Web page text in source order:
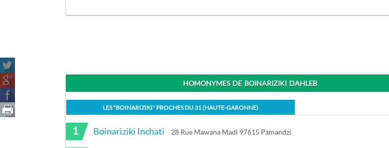
HOMONYMES DE BOINARIZIKI DAHLEB
LES "BOINARIZIKI" PROCHES DU31 (HAUTE-GARONNE)
1 Boinariziki Inchati 28 Rue Mawana Madi 97615 Pamandzi